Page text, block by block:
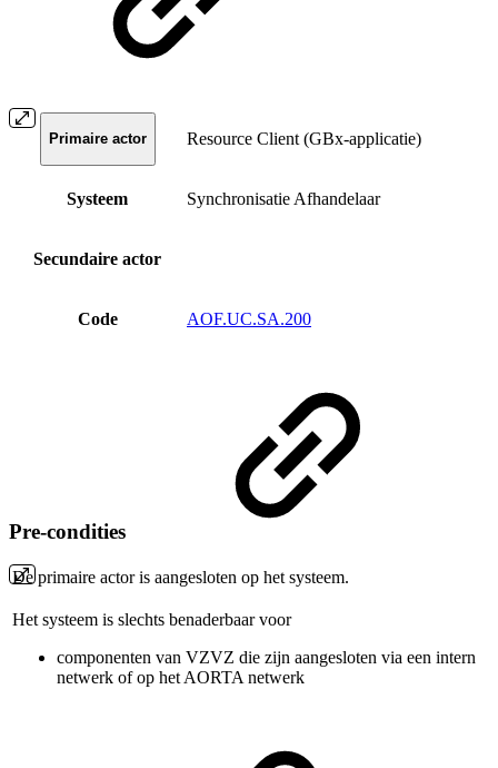
Primaire actor Resource Client (GBx-applicatie)
Systeem Synchronisatie Afhandelaar
Secundaire actor
Code AOF.UC.SA.200
Pre-condities
De primaire actor is aangesloten op het systeem.
Het systeem is slechts benaderbaar voor
componenten van VZVZ die zijn aangesloten via een intern
netwerk of op het AORTA netwerk